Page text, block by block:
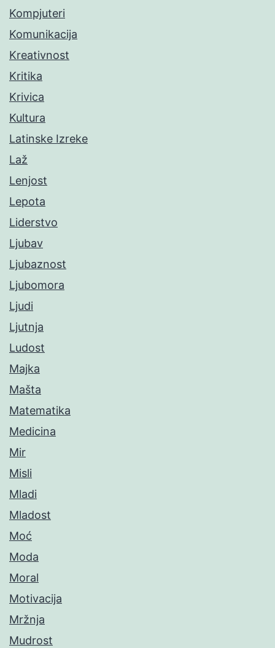
Kompjuteri
Komunikacija
Kreativnost
Kritika
Krivica
Kultura
Latinske Izreke
Laž
Lenjost
Lepota
Liderstvo
Ljubav
Ljubaznost
Ljubomora
Ljudi
Ljutnja
Ludost
Majka
Mašta
Matematika
Medicina
Mir
Misli
Mladi
Mladost
Moć
Moda
Moral
Motivacija
Mržnja
Mudrost